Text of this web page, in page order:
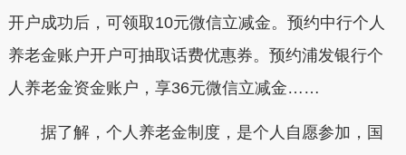
开户成功后，可领取10元微信立减金。预约中行个人
养老金账户开户可抽取话费优惠券。预约浦发银行个
人养老金资金账户，享36元微信立减金……
据了解，个人养老金制度，是个人自愿参加，国